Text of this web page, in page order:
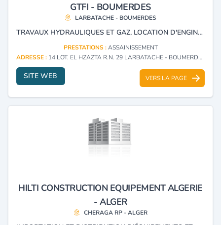
GTFI - BOUMERDES
LARBATACHE - BOUMERDES
TRAVAUX HYDRAULIQUES ET GAZ, LOCATION D'ENGINS ET MATÉRIEL POUR LE BÂTIMENT ET TRAVAUX PUBLICS, ENTREPRISE DE POSE DE CANALISATION ET ASSAINISSEMENT CANALISATIONS DE GAZ ET EAU.
PRESTATIONS :ASSAINISSEMENT
ADRESSE : 14 LOT. EL HZAZTA R.N. 29 LARBATACHE - BOUMERDES
SITE WEB VERS LA PAGE
HILTI CONSTRUCTION EQUIPEMENT ALGERIE
- ALGER
CHERAGA RP - ALGER